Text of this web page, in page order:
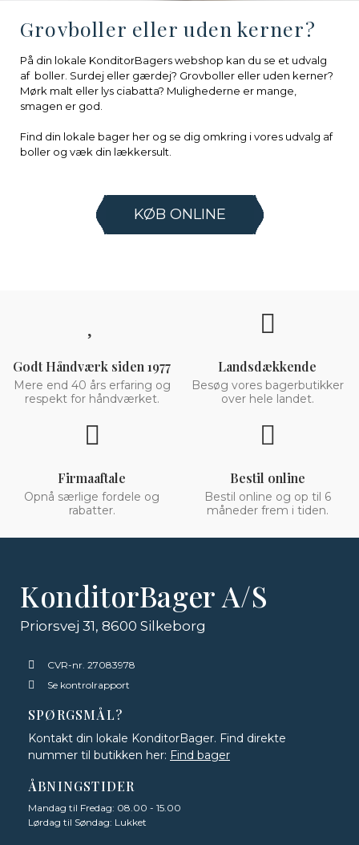
Grovboller eller uden kerner?
På din lokale KonditorBagers webshop kan du se et udvalg
af boller. Surdej eller gærdej? Grovboller eller uden kerner?
Mørk malt eller lys ciabatta? Mulighederne er mange,
smagen er god.
Find din lokale bager her og se dig omkring i vores udvalg af
boller og væk din lækkersult.
KØB ONLINE
Godt Håndværk siden 1977
Mere end 40 års erfaring og
respekt for håndværket.
Landsdækkende
Besøg vores bagerbutikker
over hele landet.
Firmaaftale
Opnå særlige fordele og
rabatter.
Bestil online
Bestil online og op til 6
måneder frem i tiden.
KonditorBager A/S
Priorsvej 31, 8600 Silkeborg
CVR-nr. 27083978
Se kontrolrapport
SPØRGSMÅL?
Kontakt din lokale KonditorBager. Find direkte
nummer til butikken her: Find bager
ÅBNINGSTIDER
Mandag til Fredag: 08.00 - 15.00
Lørdag til Søndag: Lukket